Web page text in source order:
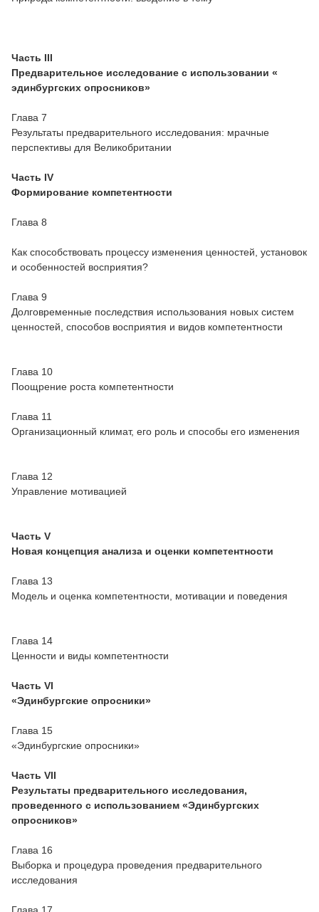
Часть III
Предварительное исследование с использовании «
эдинбургских опросников»
Глава 7
Результаты предварительного исследования: мрачные
перспективы для Великобритании
Часть IV
Формирование компетентности
Глава 8
Как способствовать процессу изменения ценностей, установок
и особенностей восприятия?
Глава 9
Долговременные последствия использования новых систем
ценностей, способов восприятия и видов компетентности
Глава 10
Поощрение роста компетентности
Глава 11
Организационный климат, его роль и способы его изменения
Глава 12
Управление мотивацией
Часть V
Новая концепция анализа и оценки компетентности
Глава 13
Модель и оценка компетентности, мотивации и поведения
Глава 14
Ценности и виды компетентности
Часть VI
«Эдинбургские опросники»
Глава 15
«Эдинбургские опросники»
Часть VII
Результаты предварительного исследования,
проведенного с использованием «Эдинбургских
опросников»
Глава 16
Выборка и процедура проведения предварительного
исследования